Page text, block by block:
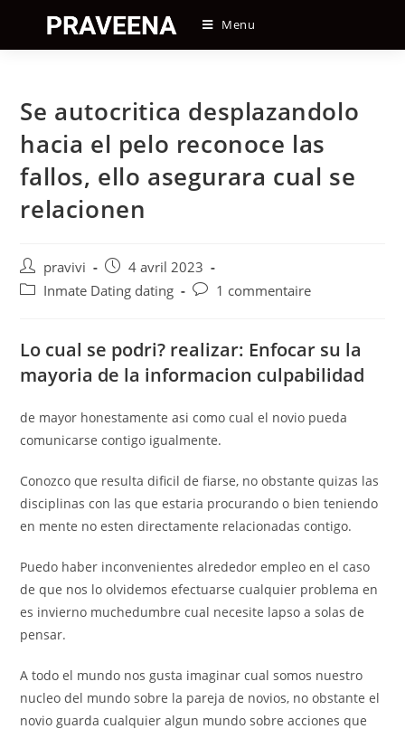
content
Menu
Se autocritica desplazandolo
hacia el pelo reconoce las
fallos, ello asegurara cual se
relacionen
Auteur/autrice
de
pravivi
Post
published:
4 avril 2023
PostInmate Dating dating
Post1 commentaire
Lo cual se podri? realizar: Enfocar su la
mayoria de la informacion culpabilidad
de mayor honestamente asi­ como cual el novio pueda
comunicarse contigo igualmente.
Conozco que resulta dificil de fiarse, no obstante quizas las
disciplinas con las que estaria procurando o bien teniendo
en mente no esten directamente relacionadas contigo.
Puedo haber inconvenientes alrededor empleo en el caso
de que nos lo olvidemos efectuarse cualquier problema en
es invierno muchedumbre cual necesite lapso a solas de
pensar.
A todo el mundo nos gusta imaginar cual somos nuestro
nucleo del mundo sobre la pareja de novios, no obstante el
novio guarda cualquier algun mundo sobre acciones que